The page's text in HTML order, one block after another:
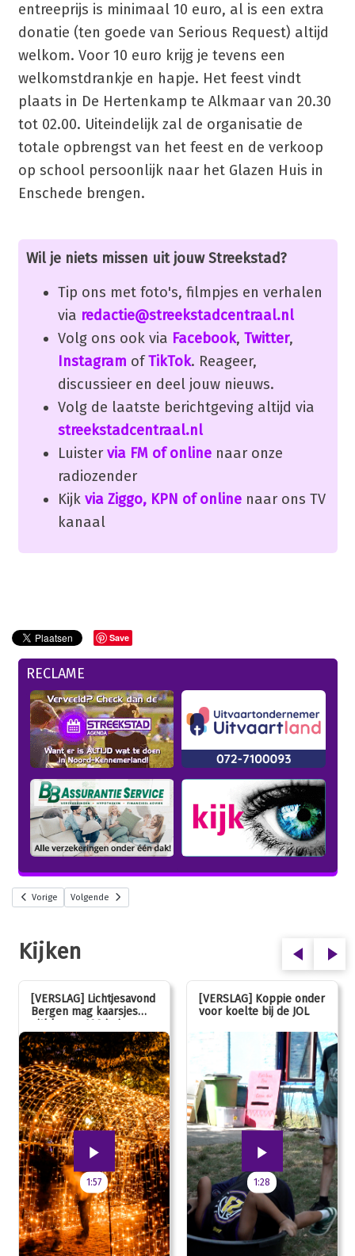
entreeprijs is minimaal 10 euro, al is een extra
donatie (ten goede van Serious Request) altijd
welkom. Voor 10 euro krijg je tevens een
welkomstdrankje en hapje. Het feest vindt
plaats in De Hertenkamp te Alkmaar van 20.30
tot 02.00. Uiteindelijk zal de organisatie de
totale opbrengst van het feest en de verkoop
op school persoonlijk naar het Glazen Huis in
Enschede brengen.
Wil je niets missen uit jouw Streekstad?
Tip ons met foto's, filmpjes en verhalen
via redactie@streekstadcentraal.nl
Volg ons ook via Facebook, Twitter,
Instagram ofTikTok. Reageer,
discussieer en deel jouw nieuws.
Volg de laatste berichtgeving altijd via
streekstadcentraal.nl
Luister via FM of onlinenaar onze
radiozender
Kijk via Ziggo, KPN of onlinenaar ons TV
kanaal
Save
RECLAME
Vorige Volgende
Kijken
[VERSLAG] Lichtjesavond
Bergen mag kaarsjes
uitblazen: 100 jarig
jubileum!
1:57
[VERSLAG] Koppie onder
voor koelte bij de JOL
1:28